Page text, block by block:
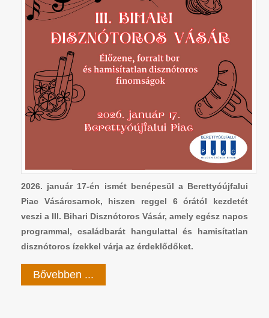
2026. január 17-én ismét benépesül a Berettyóújfalui
Piac Vásárcsarnok, hiszen reggel 6 órától kezdetét
veszi a III. Bihari Disznótoros Vásár, amely egész napos
programmal, családbarát hangulattal és hamisítatlan
disznótoros ízekkel várja az érdeklődőket.
Bővebben ...